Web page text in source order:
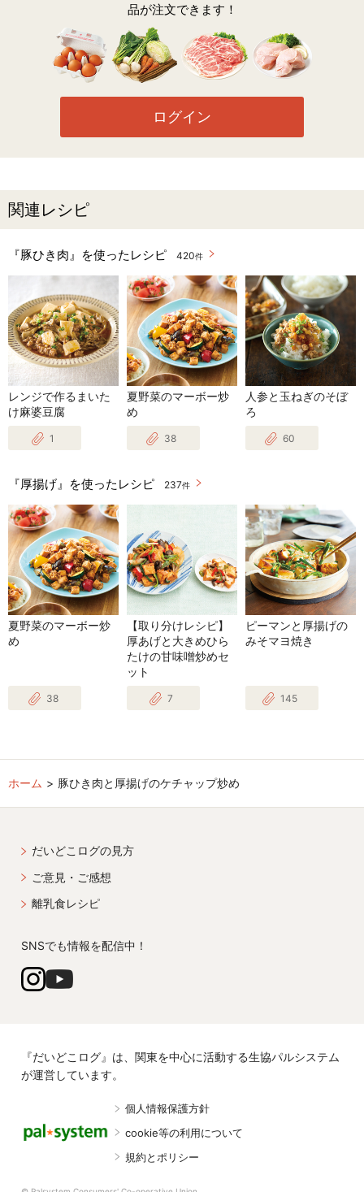
品が注文できます！
ログイン
関連レシピ
『豚ひき肉』を使ったレシピ 420件
レンジで作るまいた
け麻婆豆腐
1
夏野菜のマーボー炒
め
38
人参と玉ねぎのそぼ
ろ
60
『厚揚げ』を使ったレシピ 237件
夏野菜のマーボー炒
め
38
【取り分けレシピ】
厚あげと大きめひら
たけの甘味噌炒めセ
ット
7
ピーマンと厚揚げの
みそマヨ焼き
145
ホーム 豚ひき肉と厚揚げのケチャップ炒め
だいどこログの見方
ご意見・ご感想
離乳食レシピ
SNSでも情報を配信中！
『だいどこログ』は、関東を中心に活動する生協パルシステム
が運営しています。
個人情報保護方針
cookie等の利用について
規約とポリシー